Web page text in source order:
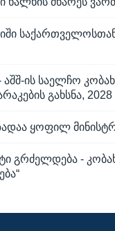
აშშ-ის საელჩო
გახსნა,
ყოფილ
გრძელდება -